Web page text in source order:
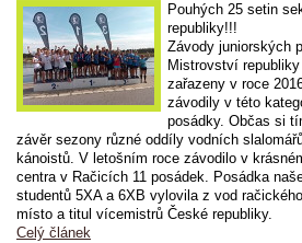
Pouhých 25 setin
republiky!!!
Závody juniorských
Mistrovství
zařazeny v roce
závodily v této
posádky. Občas si
závěr sezony různé oddíly vodních
kánoistů. V letošním roce závodilo v
centra v Račicích 11 posádek. Posádka
studentů 5XA a 6XB vylovila z vod
místo a titul vícemistrů České republiky.
Celý článek